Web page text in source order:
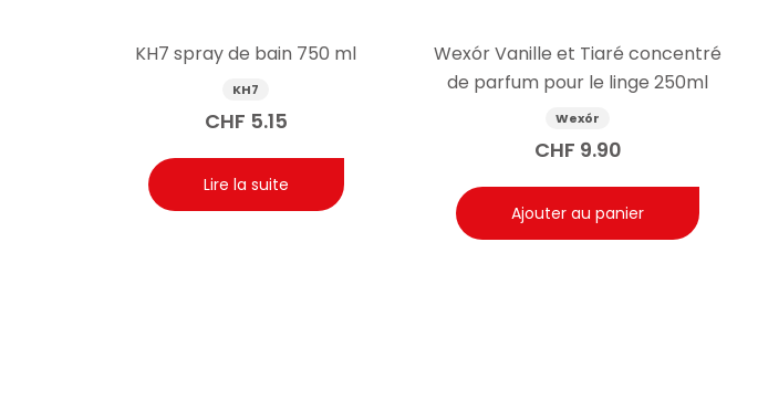
KH7 spray de bain 750 ml
KH7
CHF 5.15
Lire la suite
Wexór Vanille et Tiaré concentré
de parfum pour le linge 250ml
Wexór
CHF 9.90
Ajouter au panier